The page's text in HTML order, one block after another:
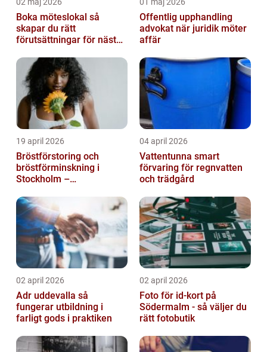
Boka möteslokal så
skapar du rätt
förutsättningar för nästa
Offentlig upphandling
advokat när juridik möter
affär
19 april 2026
Bröstförstoring och
bröstförminskning i
Stockholm –
04 april 2026
Vattentunna smart
förvaring för regnvatten
och trädgård
02 april 2026
Adr uddevalla så
fungerar utbildning i
farligt gods i praktiken
02 april 2026
Foto för id-kort på
Södermalm - så väljer du
rätt fotobutik